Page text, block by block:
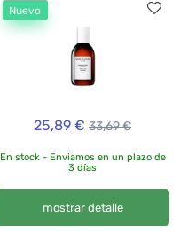
Nuevo
25,89 € 33,69 €
En stock - Enviamos en un plazo de
3 días
mostrar detalle